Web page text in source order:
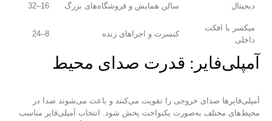
دیجیتال سالن همایش و فروشگاه‌های بزرگ 16–32
میکسر با افکت
داخلی
کنسرت و اجراهای زنده 8–24
آمپلی‌فایر: قدرت صدای محیط
آمپلی‌فایرها صدای خروجی را تقویت می‌کنند و باعث می‌شوند صدا در
محیط‌های مختلف به‌صورت یکنواخت پخش شود. انتخاب آمپلی‌فایر مناسب